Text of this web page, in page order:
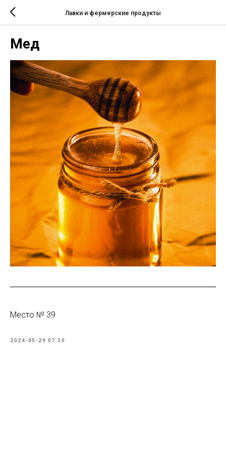
Лавки и фермерские продукты
Мед
Место № 39
2024-05-29 07:30